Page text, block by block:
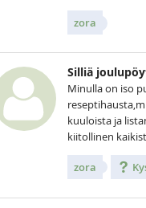
zora
Silliä
Minulla on iso
kuuloista ja
kiitollinen
zora